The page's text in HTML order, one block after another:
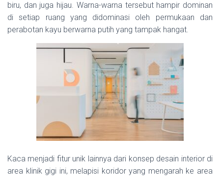
biru, dan juga hijau. Warna-warna tersebut hampir dominan
di setiap ruang yang didominasi oleh permukaan dan
perabotan kayu berwarna putih yang tampak hangat.
Kaca menjadi fitur unik lainnya dari konsep desain interior di
area klinik gigi ini, melapisi koridor yang mengarah ke area